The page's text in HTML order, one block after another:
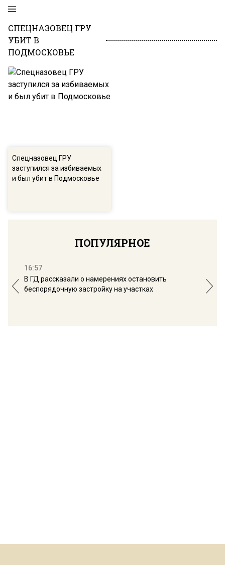
СПЕЦНАЗОВЕЦ ГРУ
УБИТ В
ПОДМОСКОВЬЕ
Спецназовец ГРУ
заступился за избиваемых
и был убит в Подмосковье
ПОПУЛЯРНОЕ
16:57
В ГД рассказали о намерениях остановить
беспорядочную застройку на участках